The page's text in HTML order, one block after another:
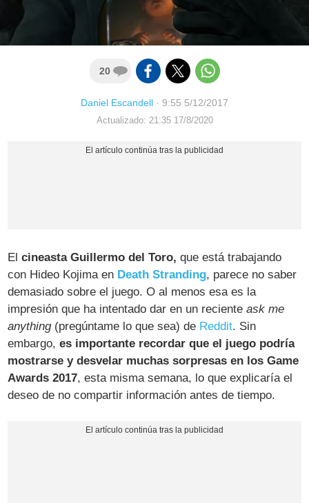
20
Daniel Escandell · 9:55 5/12/2017
Actualizado: 21:35 17/8/2020
Elcineasta Guillermo del Toro, que está trabajando
con Hideo Kojima en Death Stranding, parece no saber
demasiado sobre el juego. O al menos esa es la
impresión que ha intentado dar en un recienteask me
anything(pregúntame lo que sea) de Reddit. Sin
embargo,es importante recordar que el juego podría
mostrarse y desvelar muchas sorpresas en los Game
Awards 2017, esta misma semana, lo que explicaría el
deseo de no compartir información antes de tiempo.